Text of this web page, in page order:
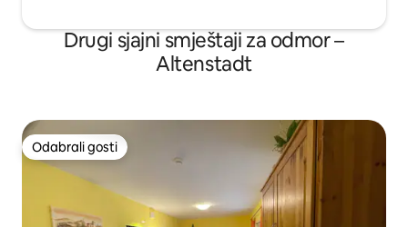
Drugi sjajni smještaji za odmor –
Altenstadt
Odabrali gosti
Odabrali gosti